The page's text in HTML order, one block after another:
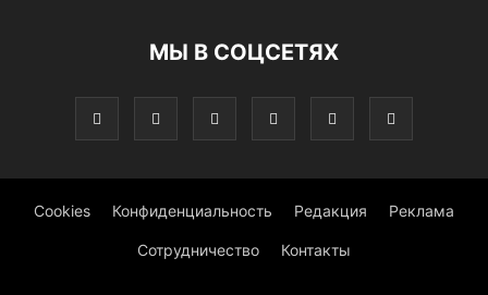
МЫ В СОЦСЕТЯХ
Cookies Конфиденциальность Редакция Реклама
Сотрудничество Контакты